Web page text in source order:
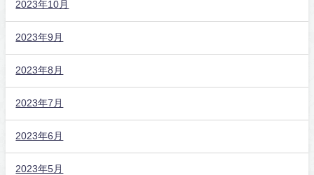
2023年10月
2023年9月
2023年8月
2023年7月
2023年6月
2023年5月